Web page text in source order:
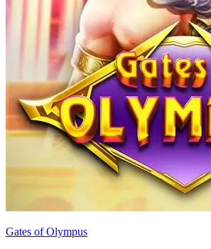
Gates of Olympus